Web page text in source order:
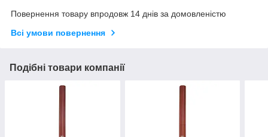
Повернення товару впродовж 14 днів за домовленістю
Всі умови повернення
Подібні товари компанії